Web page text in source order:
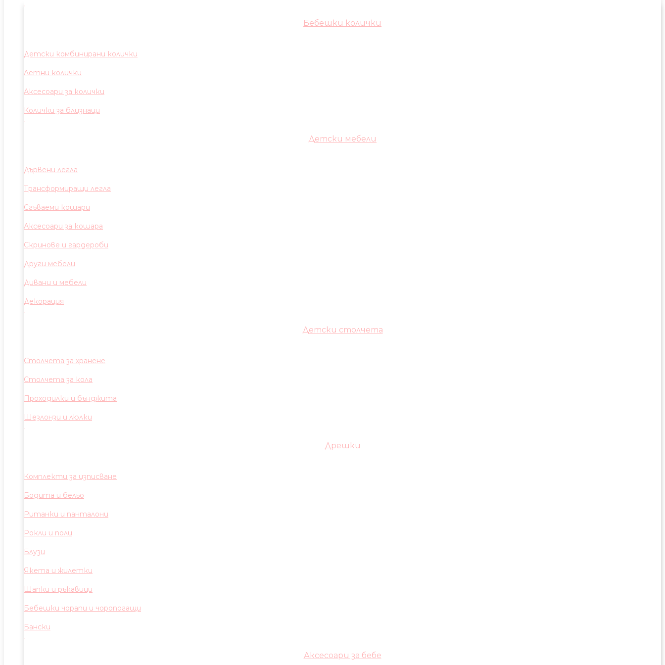
Бебешки колички
Детски комбинирани колички
Летни колички
Аксесоари за колички
Колички за близнаци
Детски мебели
Дървени легла
Трансформиращи легла
Сгъваеми кошари
Аксесоари за кошара
Скринове и гардероби
Други мебели
Дивани и мебели
Декорация
Детски столчета
Столчета за хранене
Столчета за кола
Проходилки и бънджита
Шезлонзи и люлки
Дрешки
Комплекти за изписване
Бодита и бельо
Ританки и панталони
Рокли и поли
Блузи
Якета и жилетки
Шапки и ръкавици
Бебешки чорапи и чоропогащи
Бански
Аксесоари за бебе